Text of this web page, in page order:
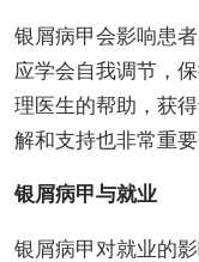
银屑病甲会影响患
应学会自我调节，
理医生的帮助，获
解和支持也非常重要
银屑病甲与就业
银屑病甲对就业的